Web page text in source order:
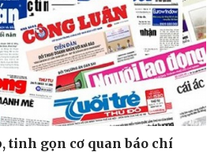
Công nghệ
Sành điệu
Tin Công nghệ
Trải nghiệm
Chuyển đổi số
tinh gọn cơ quan báo chí